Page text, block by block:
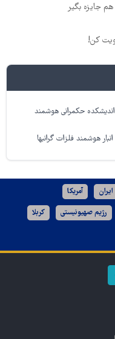
اندیشکده حکمرانی هوشمند
انبار هوشمند فلزات گرانبها
ایران آمریکا
رژیم صهیونیستی کربلا